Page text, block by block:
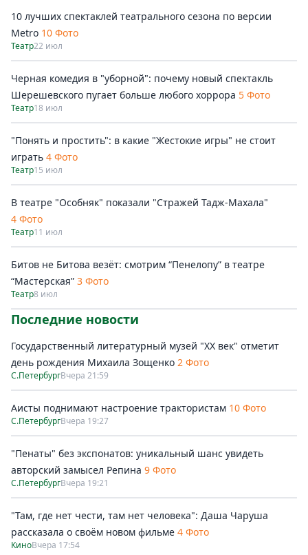
10 лучших спектаклей театрального сезона по версии
Metro 10 Фото
Театр22 июл
Черная комедия в "уборной": почему новый спектакль
Шерешевского пугает больше любого хоррора 5 Фото
Театр18 июл
"Понять и простить": в какие "Жестокие игры" не стоит
играть 4 Фото
Театр15 июл
В театре "Особняк" показали "Стражей Тадж-Махала"
4 Фото
Театр11 июл
Битов не Битова везёт: смотрим “Пенелопу” в театре
“Мастерская” 3 Фото
Театр8 июл
Последние новости
Государственный литературный музей "ХХ век" отметит
день рождения Михаила Зощенко 2 Фото
С.ПетербургВчера 21:59
Аисты поднимают настроение трактористам 10 Фото
С.ПетербургВчера 19:27
"Пенаты" без экспонатов: уникальный шанс увидеть
авторский замысел Репина 9 Фото
С.ПетербургВчера 19:21
"Там, где нет чести, там нет человека": Даша Чаруша
рассказала о своём новом фильме 4 Фото
КиноВчера 17:54